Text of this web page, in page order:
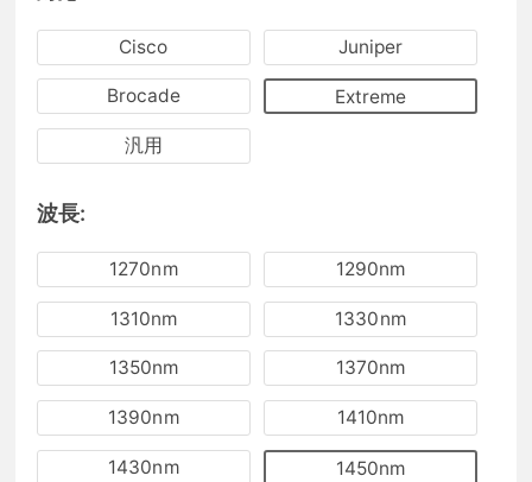
Cisco Juniper
Brocade Extreme
汎用
波長:
1270nm 1290nm
1310nm 1330nm
1350nm 1370nm
1390nm 1410nm
1430nm 1450nm